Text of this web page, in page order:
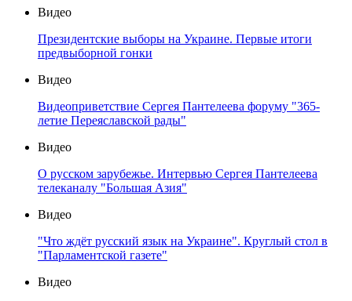
Видео
Президентские выборы на Украине. Первые итоги
предвыборной гонки
Видео
Видеоприветствие Сергея Пантелеева форуму "365-
летие Переяславской рады"
Видео
О русском зарубежье. Интервью Сергея Пантелеева
телеканалу "Большая Азия"
Видео
"Что ждёт русский язык на Украине". Круглый стол в
"Парламентской газете"
Видео